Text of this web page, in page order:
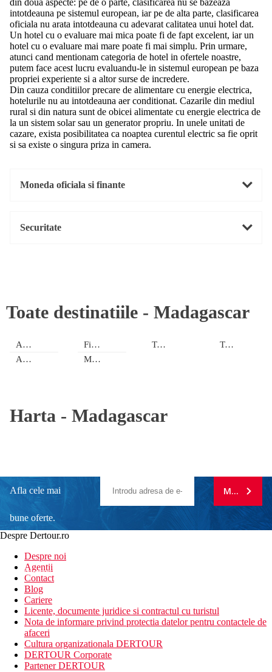
intotdeauna pe sistemul european, iar pe de alta parte, clasificarea
oficiala nu arata intotdeauna cu adevarat calitatea unui hotel dat.
Un hotel cu o evaluare mai mica poate fi de fapt excelent, iar un
hotel cu o evaluare mai mare poate fi mai simplu. Prin urmare,
atunci cand mentionam categoria de hotel in ofertele noastre,
putem face acest lucru evaluandu-le in sistemul european pe baza
propriei experiente si a altor surse de incredere.
Din cauza conditiilor precare de alimentare cu energie electrica,
hotelurile nu au intotdeauna aer conditionat. Cazarile din mediul
rural si din natura sunt de obicei alimentate cu energie electrica de
la un sistem solar sau un generator propriu. In unele unitati de
cazare, exista posibilitatea ca noaptea curentul electric sa fie oprit
si sa existe o singura priza in camera.
Moneda oficiala si finante
Securitate
Toate destinatiile - Madagascar
Antananarivo
Antsiranana
Fianarantsoa
Mahajanga
Toamasina Toliara
Harta - Madagascar
Afla cele mai
bune oferte.
newsletter!
MA
Despre Dertour.ro
Despre noi
Agentii
Contact
Blog
Cariere
Licente, documente juridice si contractul cu turistul
Nota de informare privind protectia datelor pentru contactele de
afaceri
Cultura organizationala DERTOUR
DERTOUR Corporate
Partener DERTOUR